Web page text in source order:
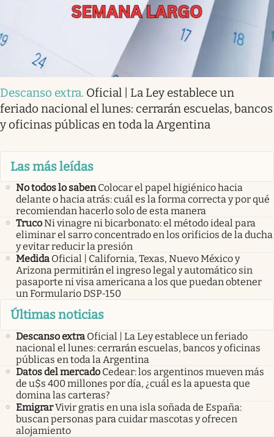
Descanso extra. Oficial | La Ley establece un
feriado nacional el lunes: cerrarán escuelas, bancos
y oficinas públicas en toda la Argentina
Las más leídas
No todos lo saben Colocar el papel higiénico hacia
delante o hacia atrás: cuál es la forma correcta y por qué
recomiendan hacerlo solo de esta manera
TrucoNi vinagre ni bicarbonato: el método ideal para
eliminar el sarro concentrado en los orificios de la ducha
y evitar reducir la presión
Medida Oficial | California, Texas, Nuevo México y
Arizona permitirán el ingreso legal y automático sin
pasaporte ni visa americana a los que puedan obtener
un Formulario DSP-150
Últimas noticias
Descanso extra Oficial | La Ley establece un feriado
nacional el lunes: cerrarán escuelas, bancos y oficinas
públicas en toda la Argentina
Datos del mercado Cedear: los argentinos mueven más
de u$s 400 millones por día, ¿cuál es la apuesta que
domina las carteras?
EmigrarVivir gratis en una isla soñada de España:
buscan personas para cuidar mascotas y ofrecen
alojamiento